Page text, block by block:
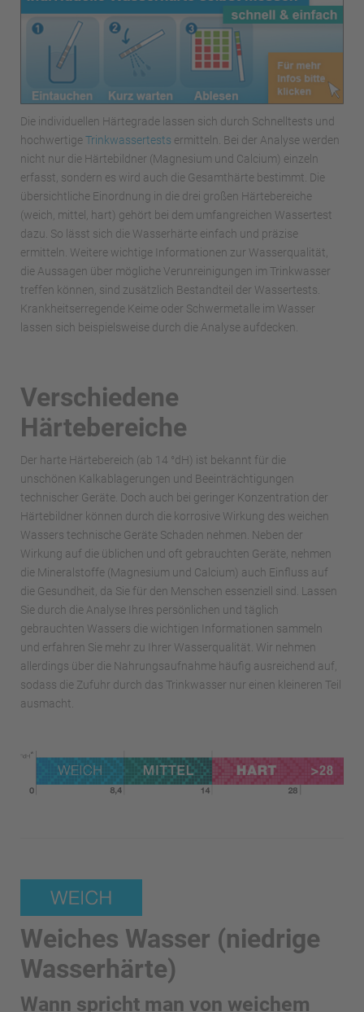
Die individuellen Härtegrade lassen sich durch Schnelltests und
hochwertigeTrinkwassertests ermitteln. Bei der Analyse werden
nicht nur die Härtebildner (Magnesium und Calcium) einzeln
erfasst, sondern es wird auch die Gesamthärte bestimmt. Die
übersichtliche Einordnung in die drei großen Härtebereiche
(weich, mittel, hart) gehört bei dem umfangreichen Wassertest
dazu. So lässt sich die Wasserhärte einfach und präzise
ermitteln. Weitere wichtige Informationen zur Wasserqualität,
die Aussagen über mögliche Verunreinigungen im Trinkwasser
treffen können, sind zusätzlich Bestandteil der Wassertests.
Krankheitserregende Keime oder Schwermetalle im Wasser
lassen sich beispielsweise durch die Analyse aufdecken.
Verschiedene
Härtebereiche
Der harte Härtebereich (ab 14 °dH) ist bekannt für die
unschönen Kalkablagerungen und Beeinträchtigungen
technischer Geräte. Doch auch bei geringer Konzentration der
Härtebildner können durch die korrosive Wirkung des weichen
Wassers technische Geräte Schaden nehmen. Neben der
Wirkung auf die üblichen und oft gebrauchten Geräte, nehmen
die Mineralstoffe (Magnesium und Calcium) auch Einfluss auf
die Gesundheit, da Sie für den Menschen essenziell sind. Lassen
Sie durch die Analyse Ihres persönlichen und täglich
gebrauchten Wassers die wichtigen Informationen sammeln
und erfahren Sie mehr zu Ihrer Wasserqualität. Wir nehmen
allerdings über die Nahrungsaufnahme häufig ausreichend auf,
sodass die Zufuhr durch das Trinkwasser nur einen kleineren Teil
ausmacht.
Weiches Wasser (niedrige
Wasserhärte)
Wann spricht man von weichem